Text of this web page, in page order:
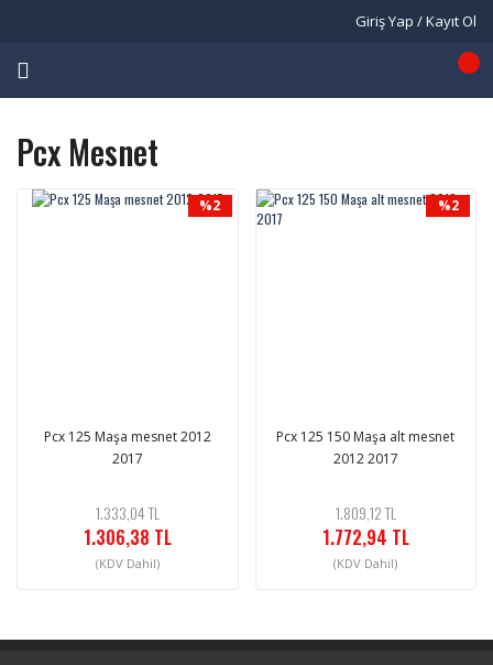
Giriş Yap / Kayıt Ol
Pcx Mesnet
Pcx 125 Maşa mesnet 2012
2017
%2
1.333,04 TL
1.306,38 TL
(KDV Dahil)
Pcx 125 150 Maşa alt mesnet
2012 2017
%2
1.809,12 TL
1.772,94 TL
(KDV Dahil)